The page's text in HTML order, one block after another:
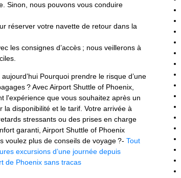
Sinon, nous pouvons vous conduire
réserver votre navette de retour dans la
les consignes d’accès ; nous veillerons à
Pourquoi prendre le risque d’une
? Avec Airport Shuttle of Phoenix,
l'expérience que vous souhaitez après un
disponibilité et le tarif. Votre arrivée à
stressants ou des prises en charge
garanti, Airport Shuttle of Phoenix
voulez plus de conseils de voyage ?‑ Tout
excursions d’une journée depuis
de Phoenix sans tracas